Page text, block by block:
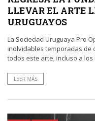
LLEVAR EL ARTE
URUGUAYOS
La Sociedad Uruguaya Pro
inolvidables temporadas de
todos este arte, incluso a los
LEER MÁS